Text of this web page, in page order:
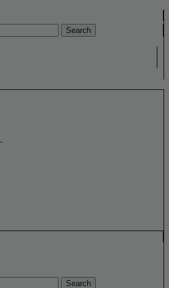
Search
Search